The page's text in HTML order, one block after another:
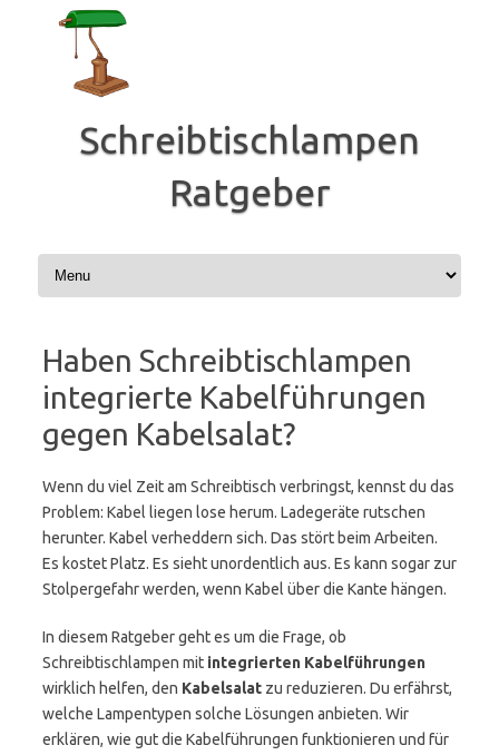
Inhalt
Schreibtischlampen
Ratgeber
Haben Schreibtischlampen
integrierte Kabelführungen
gegen Kabelsalat?
Wenn du viel Zeit am Schreibtisch verbringst, kennst du das
Problem: Kabel liegen lose herum. Ladegeräte rutschen
herunter. Kabel verheddern sich. Das stört beim Arbeiten.
Es kostet Platz. Es sieht unordentlich aus. Es kann sogar zur
Stolpergefahr werden, wenn Kabel über die Kante hängen.
In diesem Ratgeber geht es um die Frage, ob
Schreibtischlampen mit integrierten Kabelführungen
wirklich helfen, den Kabelsalat zu reduzieren. Du erfährst,
welche Lampentypen solche Lösungen anbieten. Wir
erklären, wie gut die Kabelführungen funktionieren und für